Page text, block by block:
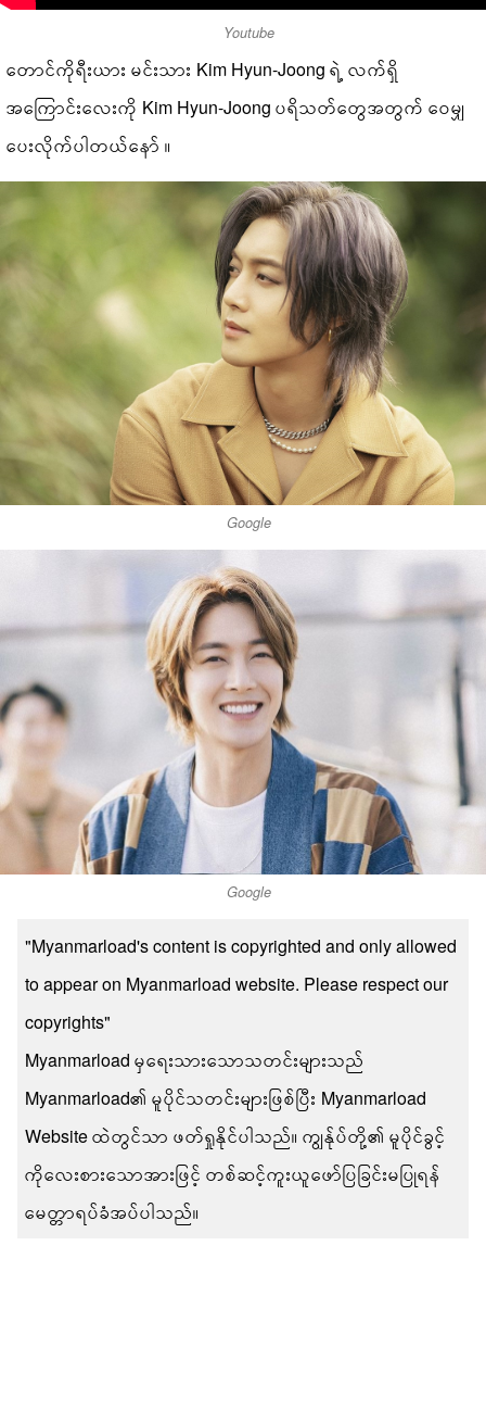
Youtube
တောင်ကိုရီးယား မင်းသား Kim Hyun-Joong ရဲ့ လက်ရှိ
အကြောင်းလေးကို Kim Hyun-Joong ပရိသတ်တွေအတွက် ဝေမျှ
ပေးလိုက်ပါတယ်နော် ။
Google
Google
"Myanmarload's content is copyrighted and only allowed
to appear on Myanmarload website. Please respect our
copyrights"
Myanmarload မှရေးသားသောသတင်းများသည်
Myanmarload၏ မူပိုင်သတင်းများဖြစ်ပြီး Myanmarload
Website ထဲတွင်သာ ဖတ်ရှုနိုင်ပါသည်။ ကျွန်ုပ်တို့၏ မူပိုင်ခွင့်
ကိုလေးစားသောအားဖြင့် တစ်ဆင့်ကူးယူဖော်ပြခြင်းမပြုရန်
မေတ္တာရပ်ခံအပ်ပါသည်။